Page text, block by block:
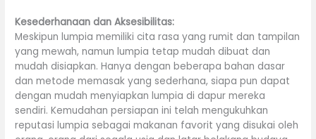
Kesederhanaan dan Aksesibilitas:
Meskipun lumpia memiliki cita rasa yang rumit dan tampilan
yang mewah, namun lumpia tetap mudah dibuat dan
mudah disiapkan. Hanya dengan beberapa bahan dasar
dan metode memasak yang sederhana, siapa pun dapat
dengan mudah menyiapkan lumpia di dapur mereka
sendiri. Kemudahan persiapan ini telah mengukuhkan
reputasi lumpia sebagai makanan favorit yang disukai oleh